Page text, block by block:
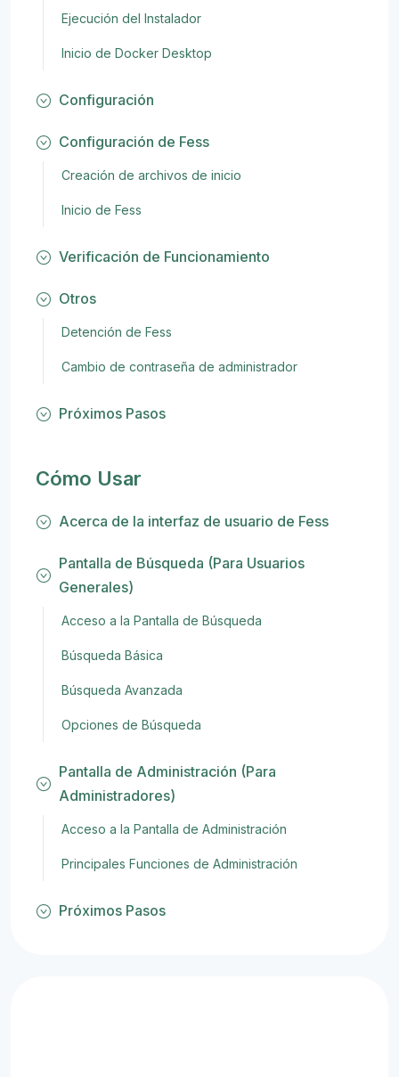
Ejecución del Instalador
Inicio de Docker Desktop
Configuración
Configuración de Fess
Creación de archivos de inicio
Inicio de Fess
Verificación de Funcionamiento
Otros
Detención de Fess
Cambio de contraseña de administrador
Próximos Pasos
Cómo Usar
Acerca de la interfaz de usuario de Fess
Pantalla de Búsqueda (Para Usuarios
Generales)
Acceso a la Pantalla de Búsqueda
Búsqueda Básica
Búsqueda Avanzada
Opciones de Búsqueda
Pantalla de Administración (Para
Administradores)
Acceso a la Pantalla de Administración
Principales Funciones de Administración
Próximos Pasos